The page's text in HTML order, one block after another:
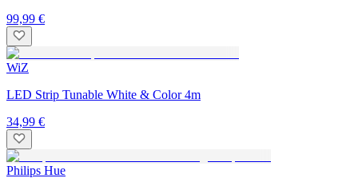
99,99 €
WiZ
LED Strip Tunable White & Color 4m
34,99 €
Philips Hue